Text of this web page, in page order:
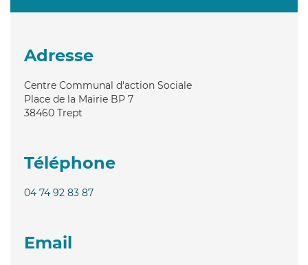
Adresse
Centre Communal d'action Sociale
Place de la Mairie BP 7
38460 Trept
Téléphone
04 74 92 83 87
Email